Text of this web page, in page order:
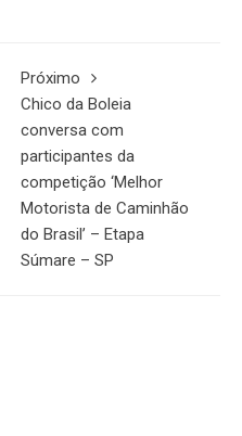
Próximo
Chico da Boleia
conversa com
participantes da
competição ‘Melhor
Motorista de Caminhão
do Brasil’ – Etapa
Súmare – SP